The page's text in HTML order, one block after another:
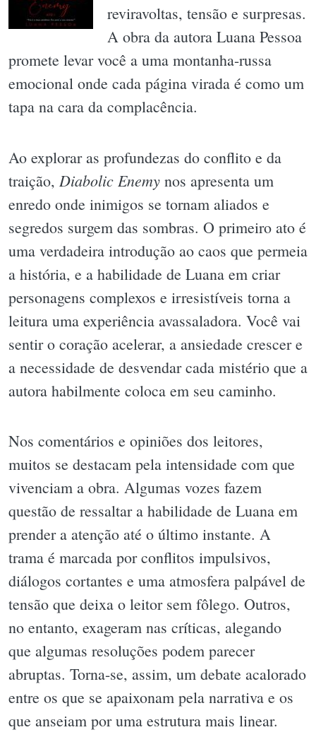
reviravoltas, tensão e surpresas.
A obra da autora Luana Pessoa
promete levar você a uma montanha-russa
emocional onde cada página virada é como um
tapa na cara da complacência.
Ao explorar as profundezas do conflito e da
traição, Diabolic Enemy nos apresenta um
enredo onde inimigos se tornam aliados e
segredos surgem das sombras. O primeiro ato é
uma verdadeira introdução ao caos que permeia
a história, e a habilidade de Luana em criar
personagens complexos e irresistíveis torna a
leitura uma experiência avassaladora. Você vai
sentir o coração acelerar, a ansiedade crescer e
a necessidade de desvendar cada mistério que a
autora habilmente coloca em seu caminho.
Nos comentários e opiniões dos leitores,
muitos se destacam pela intensidade com que
vivenciam a obra. Algumas vozes fazem
questão de ressaltar a habilidade de Luana em
prender a atenção até o último instante. A
trama é marcada por conflitos impulsivos,
diálogos cortantes e uma atmosfera palpável de
tensão que deixa o leitor sem fôlego. Outros,
no entanto, exageram nas críticas, alegando
que algumas resoluções podem parecer
abruptas. Torna-se, assim, um debate acalorado
entre os que se apaixonam pela narrativa e os
que anseiam por uma estrutura mais linear.